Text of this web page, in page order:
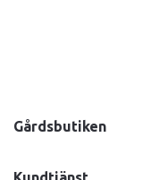
Gårdsbutiken